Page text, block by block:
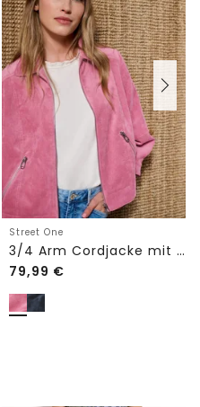
Street One
3/4 Arm Cordjacke mit Hemdkragen
79,99 €